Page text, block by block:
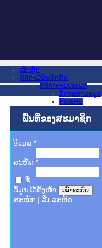
ໜ້າຫຼັກ
ນິຕິກໍາມີຜົນສັກສິດ
ນິຕິກໍາຕາມປະເພດ
ລັດຖະທໍາມະນູນ
ກົດໝາຍ
ປະມວ
ປະມວ
ມະຕິຕົກລົງ
ລັດຖະດໍາລັດ
ດໍາລັດ
ຄໍາສັ່ງ
ນິຕິກໍາຂັ້ນສູນກາງ
ຫ້ອງວ່າການສໍາ
ສະພາແຫ່ງຊາດ
ຫ້ອງວ່າການສ
ກະຊວງ ກະສິກ
ກະຊວງ ການຕ່
ພື້ນທີ່ຂອງສະມາຊິກ
ອີເມລ *
ລະຫັດ *
ຈື່
ຂໍ້ມູນໄວ້ຄັ້ງໜ້າ
ສະໝັກ
ລືມລະຫັດ